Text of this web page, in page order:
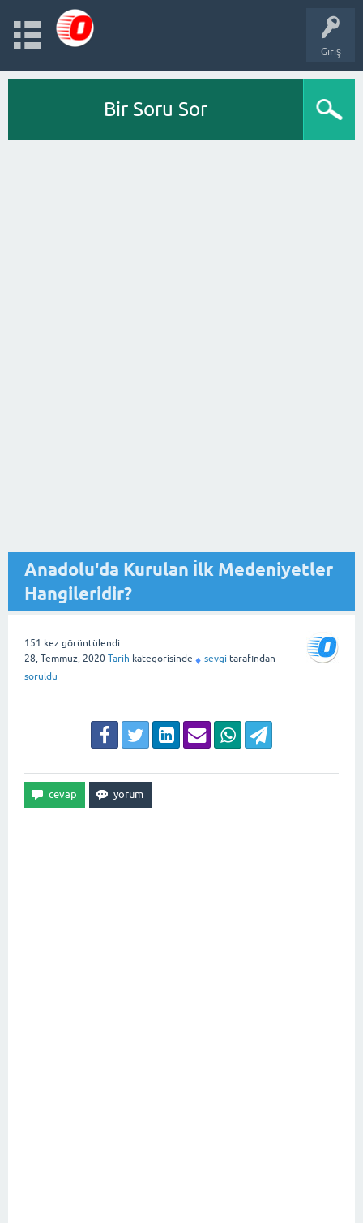
Giriş
Bir Soru Sor
Anadolu'da Kurulan İlk Medeniyetler
Hangileridir?
151 kez görüntülendi
28, Temmuz, 2020 Tarih kategorisinde ♦ sevgi tarafından
soruldu